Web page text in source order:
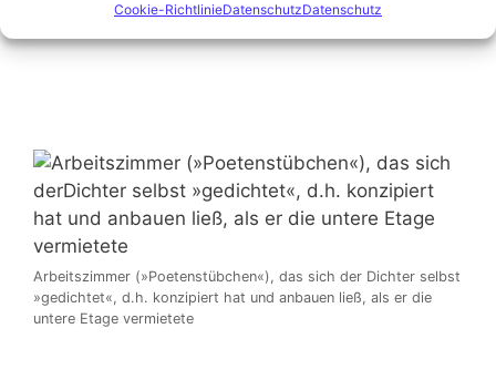
Cookie-RichtlinieDatenschutzDatenschutz
Arbeitszimmer (»Poetenstübchen«), das sich der Dichter selbst
»gedichtet«, d.h. konzipiert hat und anbauen ließ, als er die
untere Etage vermietete